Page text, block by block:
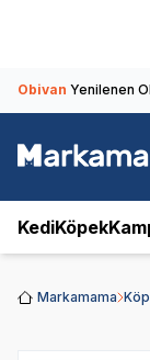
Obivan Yenilenen
KediKöpek
Markamama